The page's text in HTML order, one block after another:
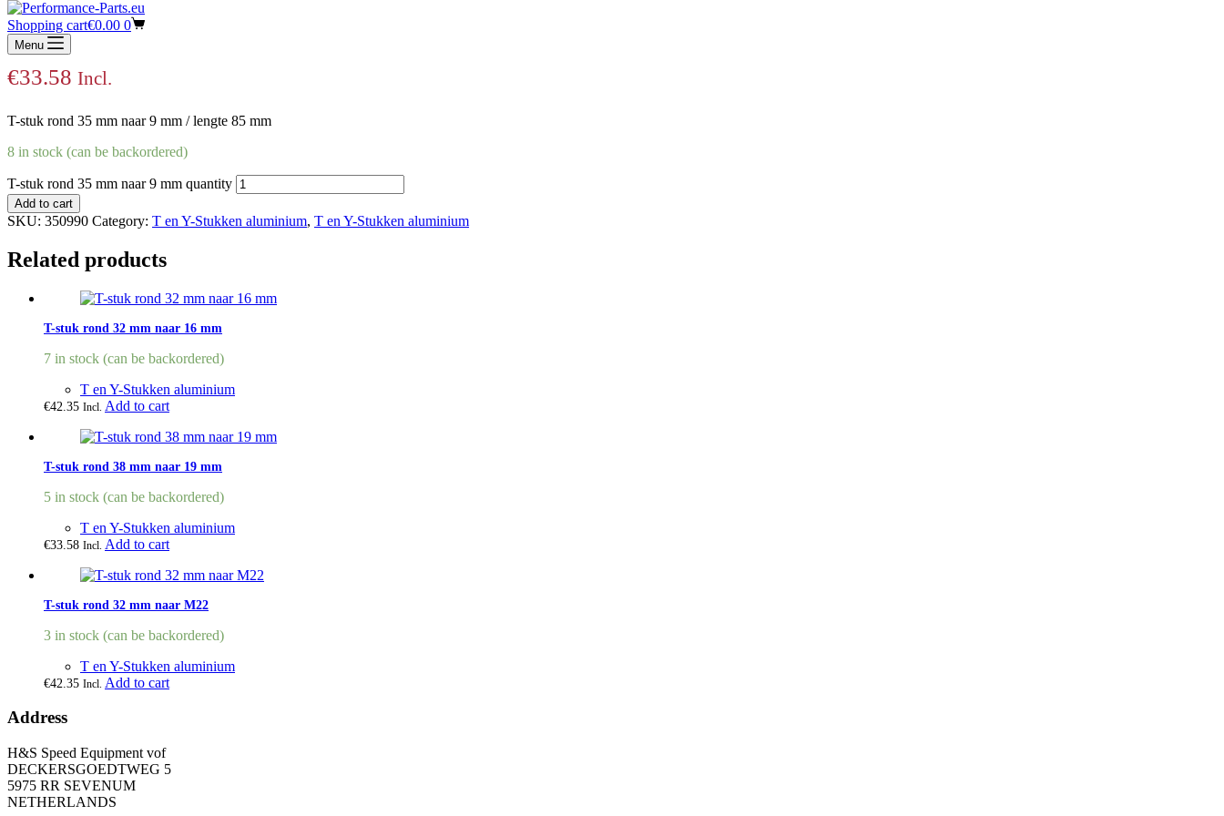
Shopping cart€0.00 0
Menu
T-stuk rond 35 mm naar 9 mm
€33.58 Incl.
T-stuk rond 35 mm naar 9 mm / lengte 85 mm
8 in stock (can be backordered)
T-stuk rond 35 mm naar 9 mm quantity
Add to cart
SKU: 350990 Category: T en Y-Stukken aluminium, T en Y-Stukken aluminium
Related products
T-stuk rond 32 mm naar 16 mm
7 in stock (can be backordered)
T en Y-Stukken aluminium
€42.35 Incl. Add to cart
T-stuk rond 38 mm naar 19 mm
5 in stock (can be backordered)
T en Y-Stukken aluminium
€33.58 Incl. Add to cart
T-stuk rond 32 mm naar M22
3 in stock (can be backordered)
T en Y-Stukken aluminium
€42.35 Incl. Add to cart
Address
H&S Speed Equipment vof
DECKERSGOEDTWEG 5
5975 RR SEVENUM
NETHERLANDS